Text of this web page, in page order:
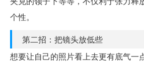
个性。
第二招：把镜头放低些
想要让自己的照片看上去更有底气一